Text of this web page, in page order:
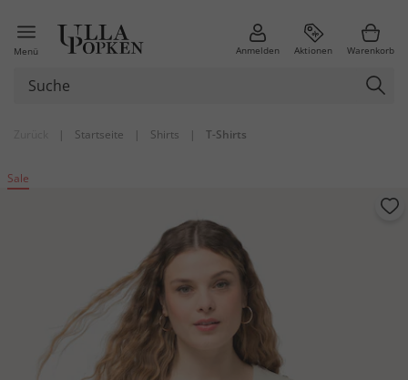
Menü Anmelden Aktionen Warenkorb
| Startseite | Shirts | T-Shirts
Sale